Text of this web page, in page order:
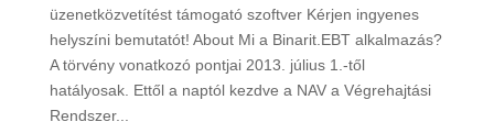
üzenetközvetítést támogató szoftver Kérjen ingyenes
helyszíni bemutatót! About Mi a Binarit.EBT alkalmazás?
A törvény vonatkozó pontjai 2013. július 1.-től
hatályosak. Ettől a naptól kezdve a NAV a Végrehajtási
Rendszer...